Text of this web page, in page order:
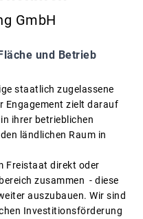
GmbH
und Betrieb
staatlich zugelassene
Engagement zielt darauf
ihrer betrieblichen
ländlichen Raum in
Freistaat direkt oder
zusammen - diese
auszubauen. Wir sind
Investitionsförderung